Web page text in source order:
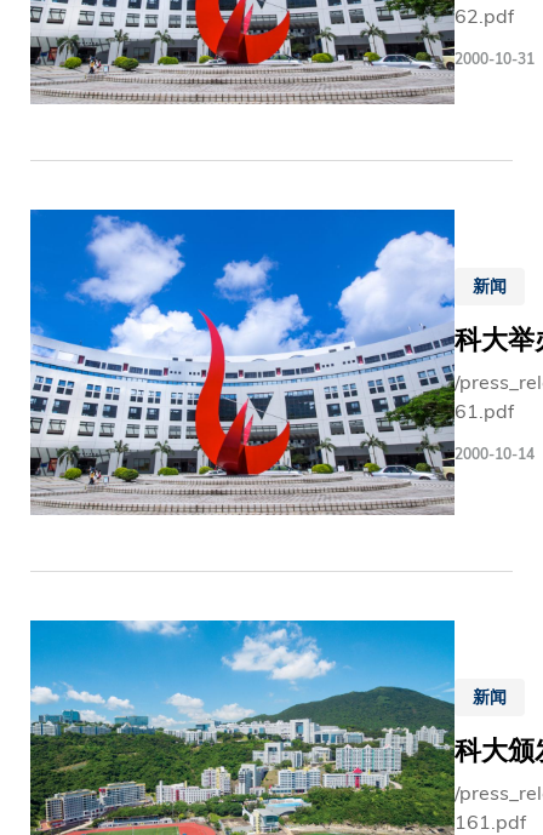
62.pdf
2000-10-31
新闻
科大举
/
61.pdf
2000-10-14
新闻
科大颁
/
161.pdf